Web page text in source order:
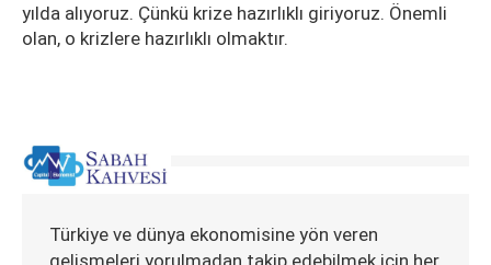
yılda alıyoruz. Çünkü krize hazırlıklı giriyoruz. Önemli
olan, o krizlere hazırlıklı olmaktır.
Türkiye ve dünya ekonomisine yön veren
gelişmeleri yorulmadan takip edebilmek için her